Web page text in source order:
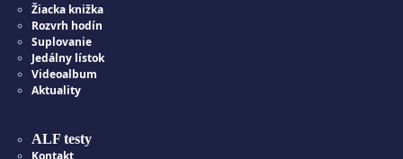
Žiacka knižka
Rozvrh hodín
Suplovanie
Jedálny lístok
Videoalbum
Aktuality
ALF testy
Kontakt